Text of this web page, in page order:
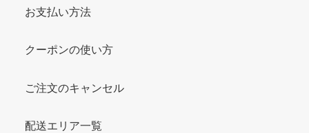
お支払い方法
クーポンの使い方
ご注文のキャンセル
配送エリア一覧